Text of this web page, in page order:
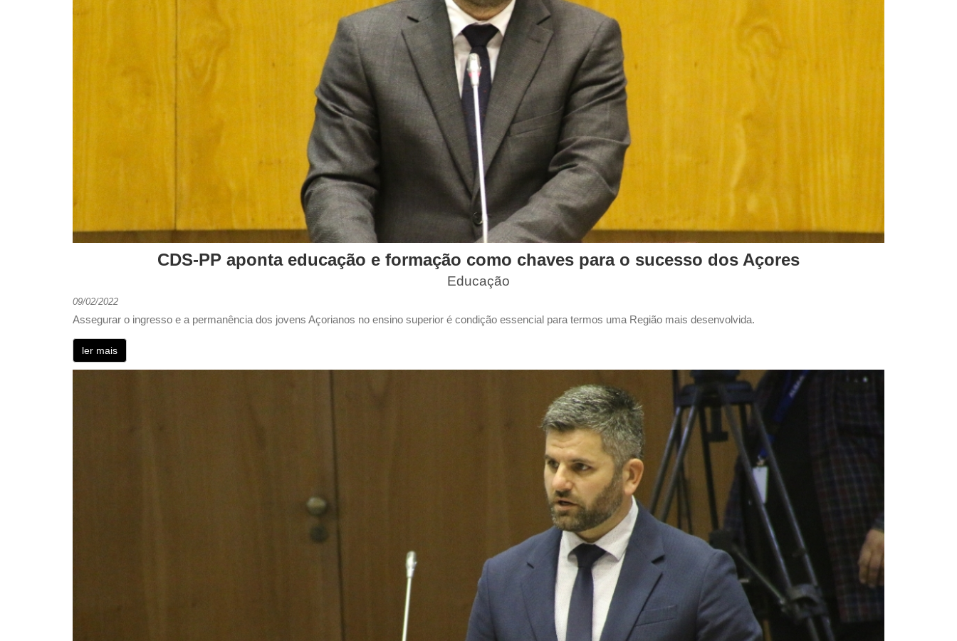
CDS-PP aponta educação e formação como chaves para o sucesso dos Açores
Educação
09/02/2022
Assegurar o ingresso e a permanência dos jovens Açorianos no ensino superior é condição essencial para termos uma Região mais desenvolvida.
ler mais